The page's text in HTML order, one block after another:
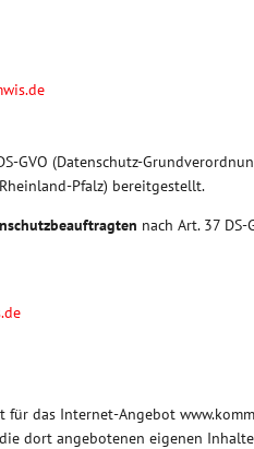
GVO (Datenschutz-
Pfalz) bereitgestellt.
nach Art. 37
das Internet-Angebot
dort angebotenen eigenen